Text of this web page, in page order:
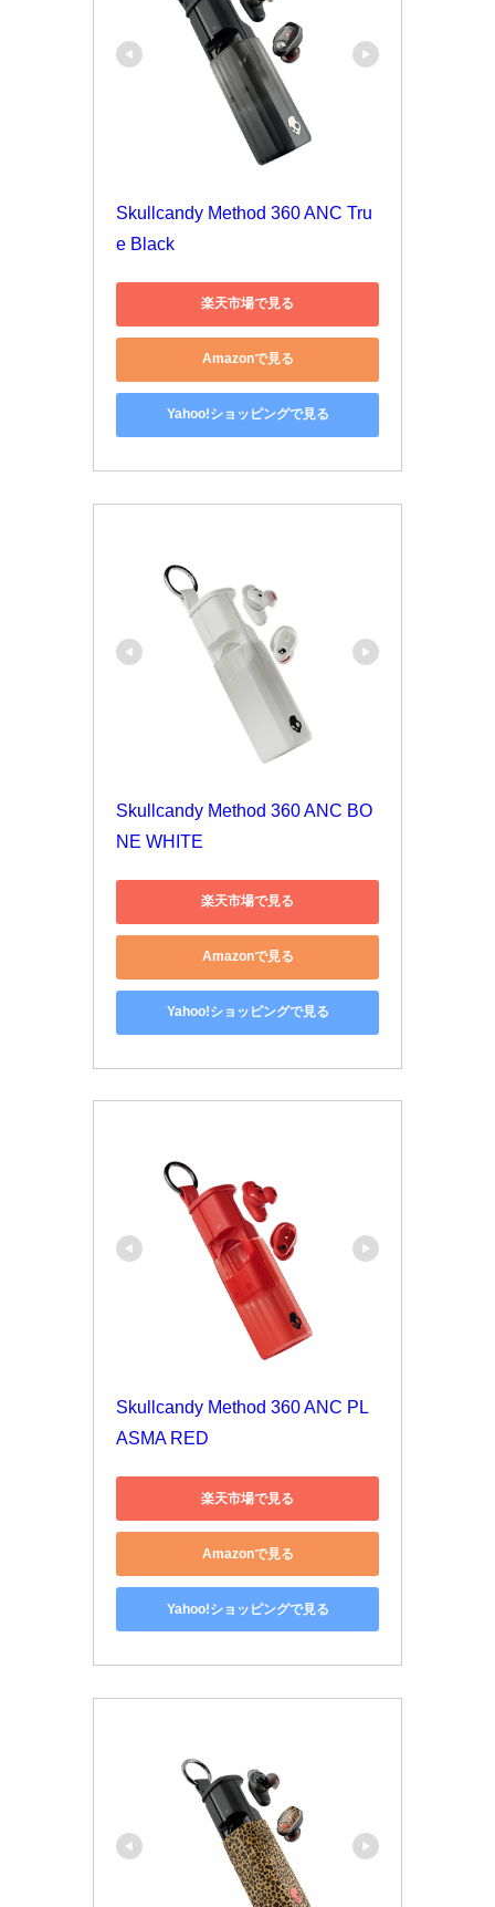
Skullcandy Method 360 ANC Tru
e Black
楽天市場で見る
Amazonで見る
Yahoo!ショッピングで見る
Skullcandy Method 360 ANC BO
NE WHITE
楽天市場で見る
Amazonで見る
Yahoo!ショッピングで見る
Skullcandy Method 360 ANC PL
ASMA RED
楽天市場で見る
Amazonで見る
Yahoo!ショッピングで見る